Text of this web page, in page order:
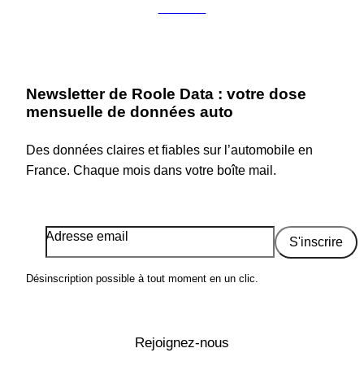
Newsletter de Roole Data : votre dose
mensuelle de données auto
Des données claires et fiables sur l’automobile en
France. Chaque mois dans votre boîte mail.
S'inscrire
Adresse email
Désinscription possible à tout moment en un clic.
Rejoignez-nous